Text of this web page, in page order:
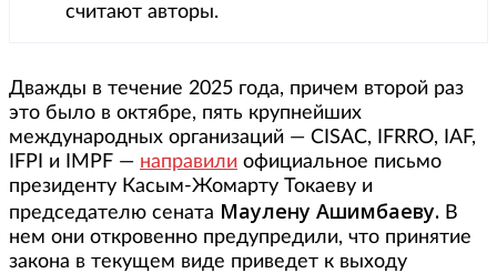
считают авторы.
Дважды в течение 2025 года, причем второй раз
это было в октябре, пять крупнейших
международных организаций — CISAC, IFRRO, IAF,
IFPI и IMPF — направили официальное письмо
президенту Касым-Жомарту Токаеву и
председателю сената Маулену Ашимбаеву. В
нем они откровенно предупредили, что принятие
закона в текущем виде приведет к выходу